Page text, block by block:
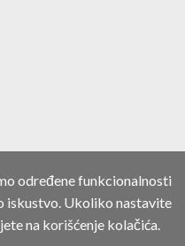
određene funkcionalnosti
iskustvo. Ukoliko nastavite
na korišćenje kolačića.